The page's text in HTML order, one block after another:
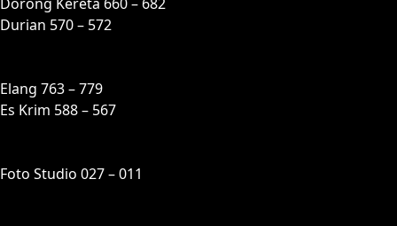
Durian 570 – 572
Elang 763 – 779
Es Krim 588 – 567
Foto Studio 027 – 011